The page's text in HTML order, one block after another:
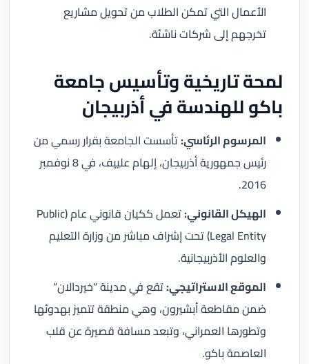
الأعمال التي تمكن الطلاب من تحويل مشاريع
تخرجهم إلى شركات ناشئة.
لمحة تاريخية وتأسيس جامعة
باكو للهندسة في أذربيجان
المرسوم الرئاسي:تأسست الجامعة بقرار رسمي من
رئيس جمهورية أذربيجان، إلهام علييف، في 8 نوفمبر
2016.
الهيكل القانوني:
تعمل ككيان قانوني عام (Public
Legal Entity) تحت إشراف مباشر من وزارة التعليم
والعلوم الأذربيجانية.
الموقع الاستراتيجي:تقع في مدينة “خيردالان”
ضمن مقاطعة أبشيرون، وهي منطقة تتميز بهدوئها
وتطورها العمراني، وتبعد مسافة قصيرة عن قلب
العاصمة باكو.